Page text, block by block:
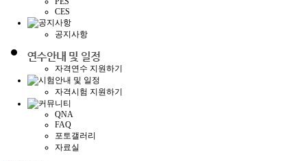
CES
공지사항
자격연수 지원하기
자격시험 지원하기
QNA
FAQ
포토갤러리
자료실